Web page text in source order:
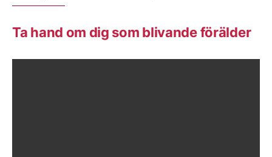
Ta hand om dig som blivande förälder